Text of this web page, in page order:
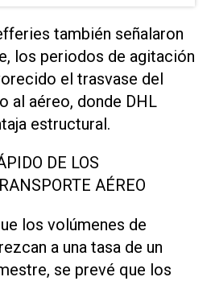
también ‌señalaron
los periodos de agitación
el trasvase del
al aéreo, donde DHL
estructural.
DE LOS
AÉREO
los volúmenes de
a una tasa de un
se prevé que los